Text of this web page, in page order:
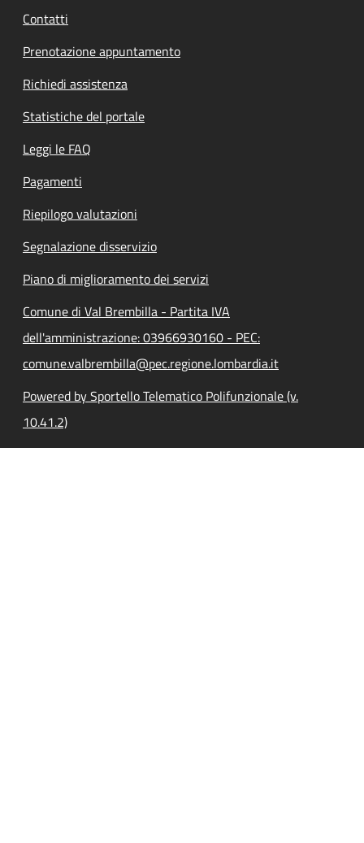
Contatti
Prenotazione appuntamento
Richiedi assistenza
Statistiche del portale
Leggi le FAQ
Pagamenti
Riepilogo valutazioni
Segnalazione disservizio
Piano di miglioramento dei servizi
Comune di Val Brembilla - Partita IVA
dell'amministrazione: 03966930160 - PEC:
comune.valbrembilla@pec.regione.lombardia.it
Powered by Sportello Telematico Polifunzionale (v.
10.41.2)